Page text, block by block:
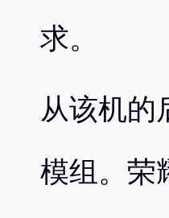
求。
从该机的
模组。荣